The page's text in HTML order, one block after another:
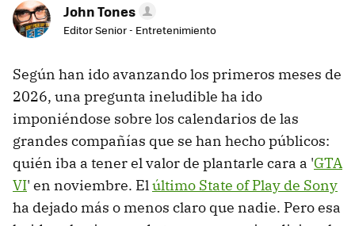
John Tones
Editor Senior - Entretenimiento
Según han ido avanzando los primeros meses de
2026, una pregunta ineludible ha ido
imponiéndose sobre los calendarios de las
grandes compañías que se han hecho públicos:
quién iba a tener el valor de plantarle cara a 'GTA
VI' en noviembre. Elúltimo State of Play de Sony
ha dejado más o menos claro que nadie. Pero esa